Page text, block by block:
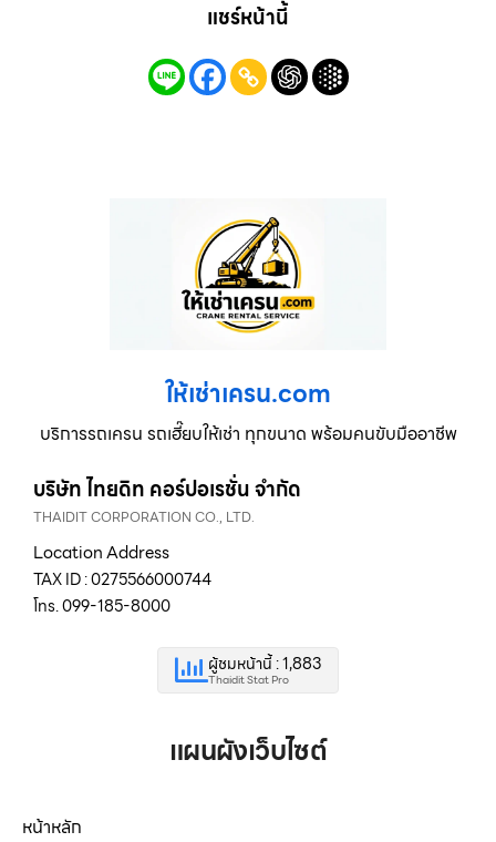
แชร์หน้านี้
ให้เช่าเครน.com
บริการรถเครน รถเฮี๊ยบให้เช่า ทุกขนาด พร้อมคนขับมืออาชีพ
บริษัท ไทยดิท คอร์ปอเรชั่น จำกัด
THAIDIT CORPORATION CO., LTD.
Location Address
TAX ID : 0275566000744
โทร. 099-185-8000
ผู้ชมหน้านี้ : 1,883
Thaidit Stat Pro
แผนผังเว็บไซต์
หน้าหลัก